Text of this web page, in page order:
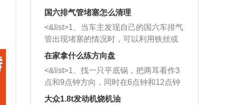
牌，但是中高低端的轮胎都有生产，这
也是为了更好的开拓市场。
国六排气管堵塞怎么清理
<&list>1、当车主发现自己的国六车排气
管出现堵塞的情况时，可以利用铁丝或
者是细棍，直接将杂物给取出来，如果
堵塞情况比较严重，也可以采取应急措
施。 <&list>2、直接利用木棍将所有的
杂物推到排气管里面的位置处，然后将
三元催化器拆解开，就可以将堵塞的东
在家拿什么练方向盘
<&list>1、找一只平底锅，把两耳看作3
点和9点钟方向，同时在6点钟和12点钟
方向做一个标记。 <&list>2、双手握住
大众1.8t发动机烧机油